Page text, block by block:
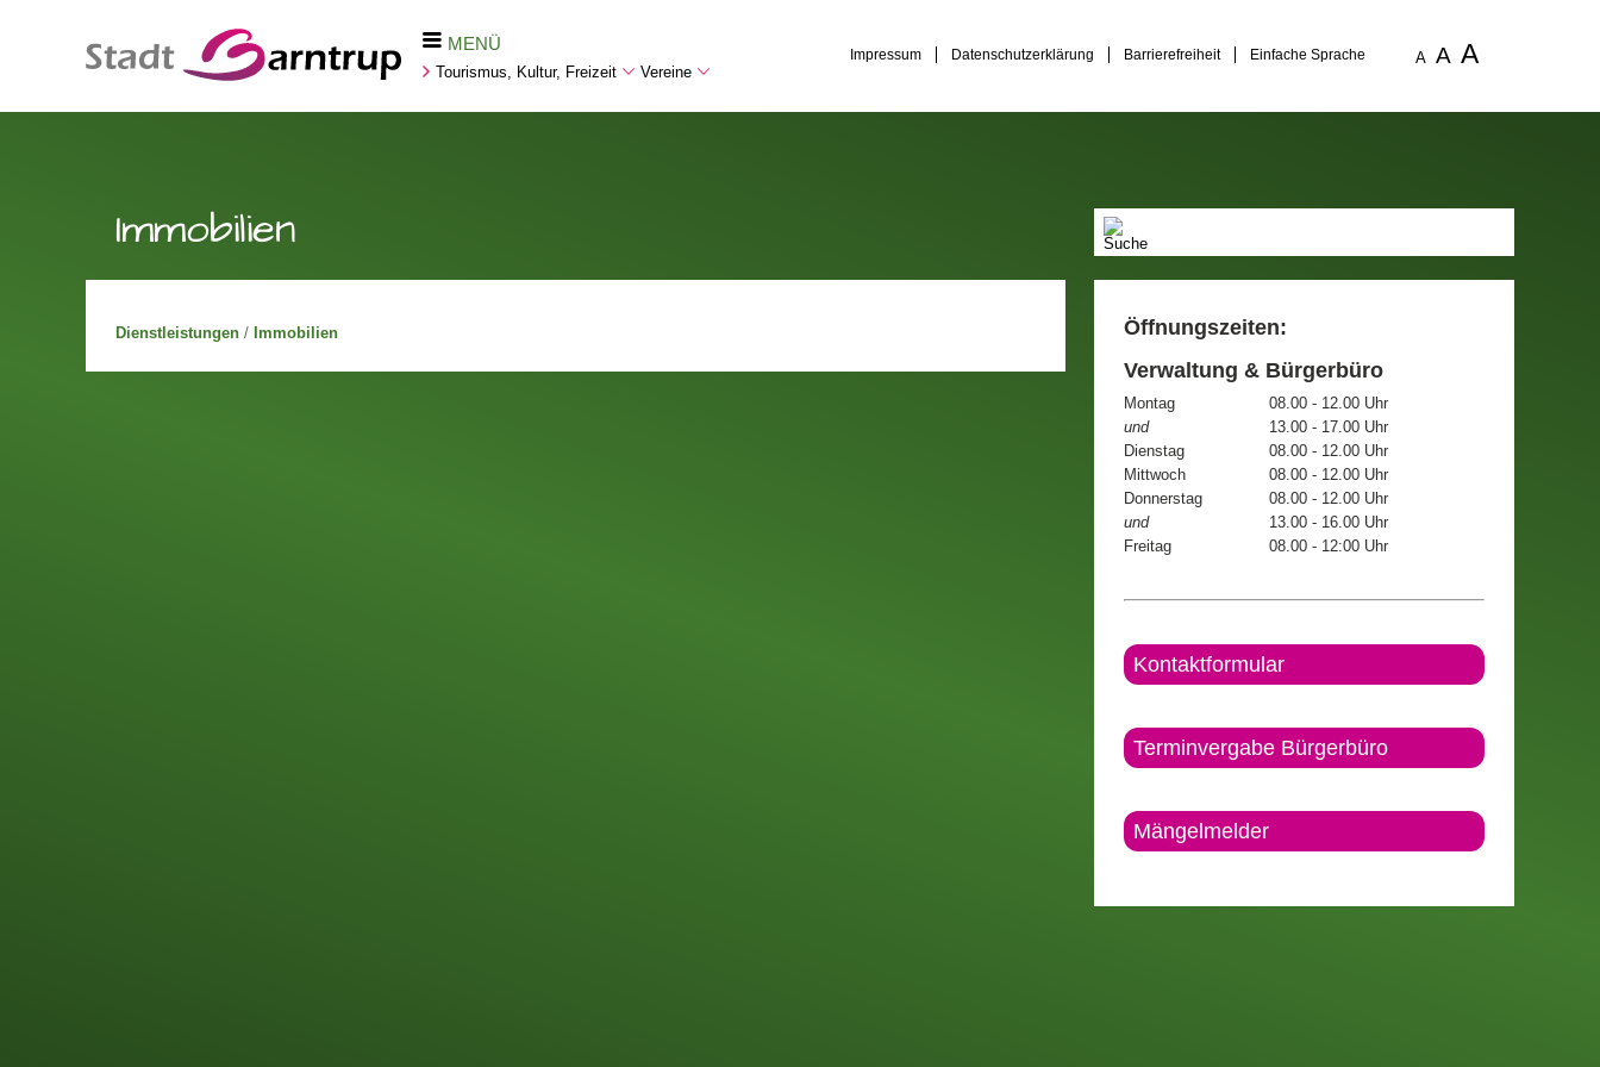
MENÜ
Tourismus, Kultur, Freizeit Vereine
Impressum Datenschutzerklärung Barrierefreiheit Einfache Sprache A A A
Immobilien
Dienstleistungen / Immobilien
Öffnungszeiten:
Verwaltung & Bürgerbüro
Montag
08.00 - 12.00 Uhr
und
13.00 - 17.00 Uhr
Dienstag
08.00 - 12.00 Uhr
Mittwoch
08.00 - 12.00 Uhr
Donnerstag
08.00 - 12.00 Uhr
und
13.00 - 16.00 Uhr
Freitag
08.00 - 12:00 Uhr
Kontaktformular
Terminvergabe Bürgerbüro
Mängelmelder